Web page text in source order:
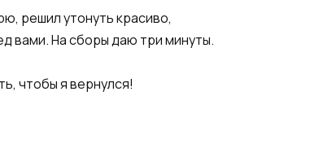
решил утонуть красиво,
вами. На сборы даю три минуты.
чтобы я вернулся!